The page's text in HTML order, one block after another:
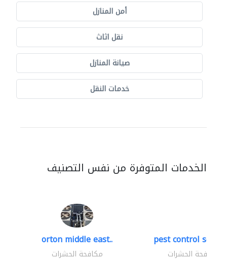
أمن المنازل
نقل اثاث
صيانة المنازل
خدمات النقل
الخدمات المتوفرة من نفس التصنيف
orton middle east..
مكافحة الحشرات
pest control
مكافحة الحشرات